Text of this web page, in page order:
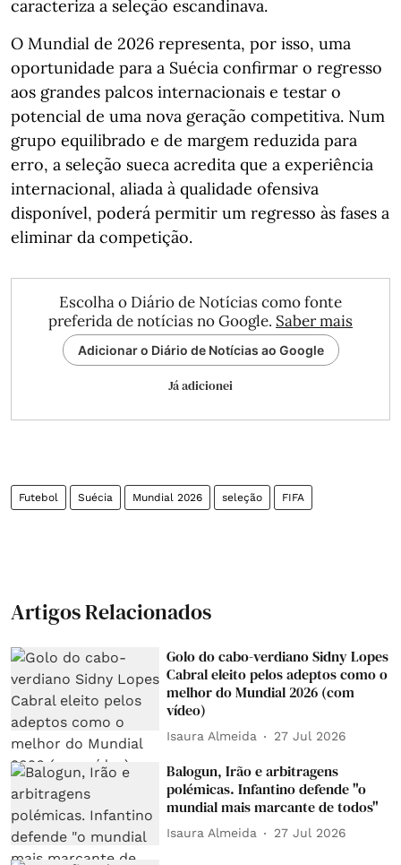
caracteriza a seleção escandinava.
O Mundial de 2026 representa, por isso, uma
oportunidade para a Suécia confirmar o regresso
aos grandes palcos internacionais e testar o
potencial de uma nova geração competitiva. Num
grupo equilibrado e de margem reduzida para
erro, a seleção sueca acredita que a experiência
internacional, aliada à qualidade ofensiva
disponível, poderá permitir um regresso às fases a
eliminar da competição.
Escolha o Diário de Notícias como fonte
preferida de notícias no Google. Saber mais
Adicionar o Diário de Notícias ao Google
Já adicionei
Futebol Suécia Mundial 2026 seleção FIFA
Artigos Relacionados
Golo do cabo-verdiano Sidny Lopes
Cabral eleito pelos adeptos como o
melhor do Mundial 2026 (com
vídeo)
Isaura Almeida 27 Jul 2026
Balogun, Irão e arbitragens
polémicas. Infantino defende "o
mundial mais marcante de todos"
Isaura Almeida 27 Jul 2026